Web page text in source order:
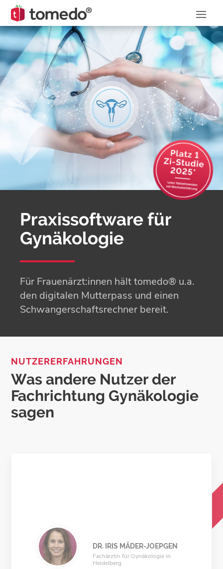
Praxis­software für
Gynäkologie
Für Frauenärzt:innen hält tomedo® u.a.
den digitalen Mutterpass und einen
Schwanger­schafts­rechner bereit.
NUTZERERFAHRUNGEN
Was andere Nutzer der
Fachrichtung Gynäkologie
sagen
Wir haben bisher keinen Tag seit der
Umstellung auf tomedo® bereut. Das
Programm ist innovativ, logisch